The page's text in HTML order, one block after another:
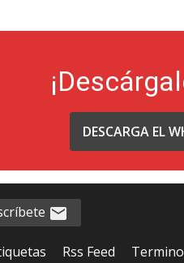
DESCARGA EL
Rss Feed